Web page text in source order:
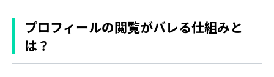
プロフィールの閲覧がバレる仕組みと
は？